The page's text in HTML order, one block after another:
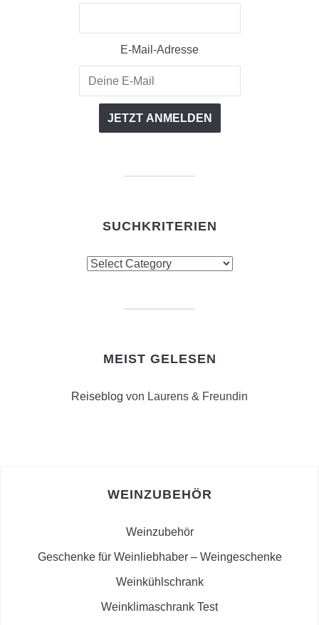
E-Mail-Adresse
SUCHKRITERIEN
MEIST GELESEN
Reiseblog von Laurens & Freundin
WEINZUBEHÖR
Weinzubehör
Geschenke für Weinliebhaber – Weingeschenke
Weinkühlschrank
Weinklimaschrank Test